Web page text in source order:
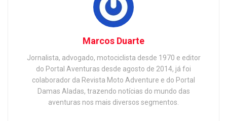
Marcos Duarte
Jornalista, advogado, motociclista desde 1970 e editor
do Portal Aventuras desde agosto de 2014, já foi
colaborador da Revista Moto Adventure e do Portal
Damas Aladas, trazendo notícias do mundo das
aventuras nos mais diversos segmentos.